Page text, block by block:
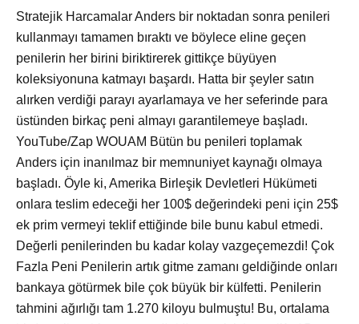
Stratejik Harcamalar Anders bir noktadan sonra penileri
kullanmayı tamamen bıraktı ve böylece eline geçen
penilerin her birini biriktirerek gittikçe büyüyen
koleksiyonuna katmayı başardı. Hatta bir şeyler satın
alırken verdiği parayı ayarlamaya ve her seferinde para
üstünden birkaç peni almayı garantilemeye başladı.
YouTube/Zap WOUAM Bütün bu penileri toplamak
Anders için inanılmaz bir memnuniyet kaynağı olmaya
başladı. Öyle ki, Amerika Birleşik Devletleri Hükümeti
onlara teslim edeceği her 100$ değerindeki peni için 25$
ek prim vermeyi teklif ettiğinde bile bunu kabul etmedi.
Değerli penilerinden bu kadar kolay vazgeçemezdi! Çok
Fazla Peni Penilerin artık gitme zamanı geldiğinde onları
bankaya götürmek bile çok büyük bir külfetti. Penilerin
tahmini ağırlığı tam 1.270 kiloyu bulmuştu! Bu, ortalama